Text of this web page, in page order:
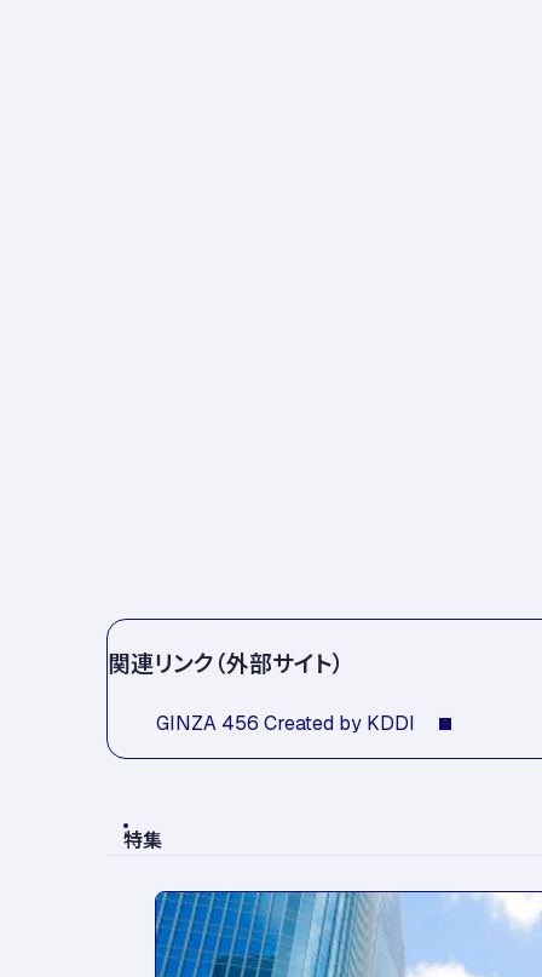
関連リンク（外部サイト）
GINZA 456 Created by KDDI
特集